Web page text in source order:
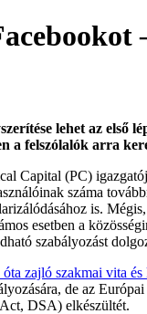
lehet az első
a felszólalók arra
Capital (PC)
száma
is.
esetben a
szabályozást
zajló szakmai vita és
de az
DSA) elkészültét.